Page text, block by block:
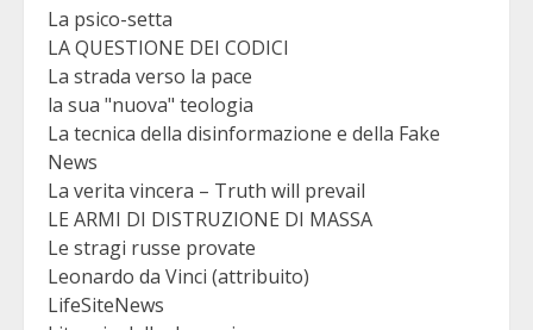
La psico-setta
LA QUESTIONE DEI CODICI
La strada verso la pace
la sua "nuova" teologia
La tecnica della disinformazione e della Fake
News
La verita vincera – Truth will prevail
LE ARMI DI DISTRUZIONE DI MASSA
Le stragi russe provate
Leonardo da Vinci (attribuito)
LifeSiteNews